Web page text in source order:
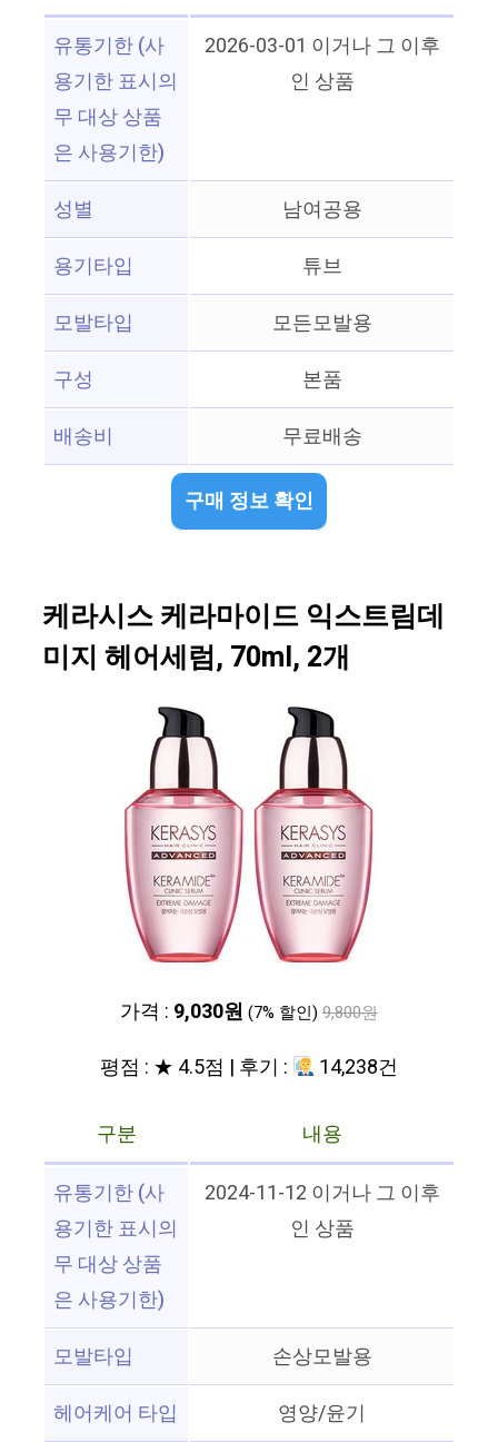
유통기한 (사
용기한 표시의
무 대상 상품
은 사용기한)
2026-03-01 이거나 그 이후
인 상품
성별
남여공용
용기타입
튜브
모발타입
모든모발용
구성
본품
배송비
무료배송
구매 정보 확인
케라시스 케라마이드 익스트림데
미지 헤어세럼, 70ml, 2개
가격 : 9,030원 (7% 할인) 9,800원
평점 : ★ 4.5점 | 후기 : 14,238건
구분
내용
유통기한 (사
용기한 표시의
무 대상 상품
은 사용기한)
2024-11-12 이거나 그 이후
인 상품
모발타입
손상모발용
헤어케어 타입
영양/윤기